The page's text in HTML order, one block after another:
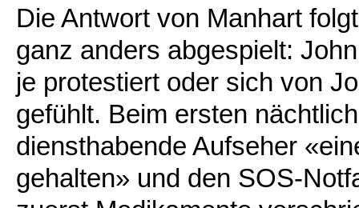
Die Antwort von Manhart
ganz anders abgespielt:
je protestiert oder sich von
gefühlt. Beim ersten
diensthabende Aufseher
gehalten» und den SOS-